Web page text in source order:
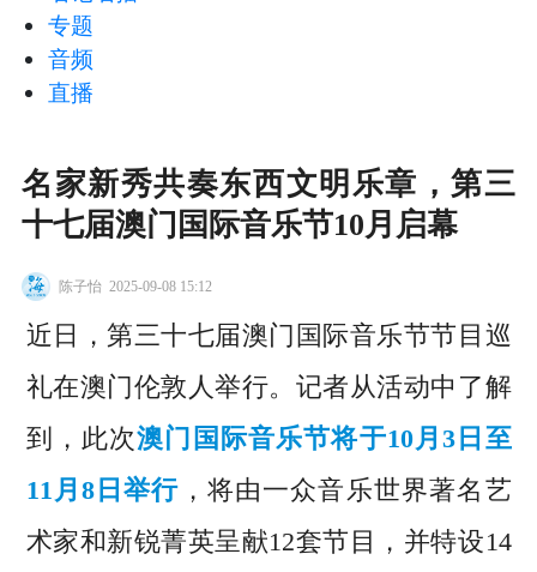
专题
音频
直播
名家新秀共奏东西文明乐章，第三
十七届澳门国际音乐节10月启幕
陈子怡 2025-09-08 15:12
近日，第三十七届澳门国际音乐节节目巡
礼在澳门伦敦人举行。记者从活动中了解
到，此次澳门国际音乐节将于10月3日至
11月8日举行 ，将由一众音乐世界著名艺
术家和新锐菁英呈献12套节目，并特设14